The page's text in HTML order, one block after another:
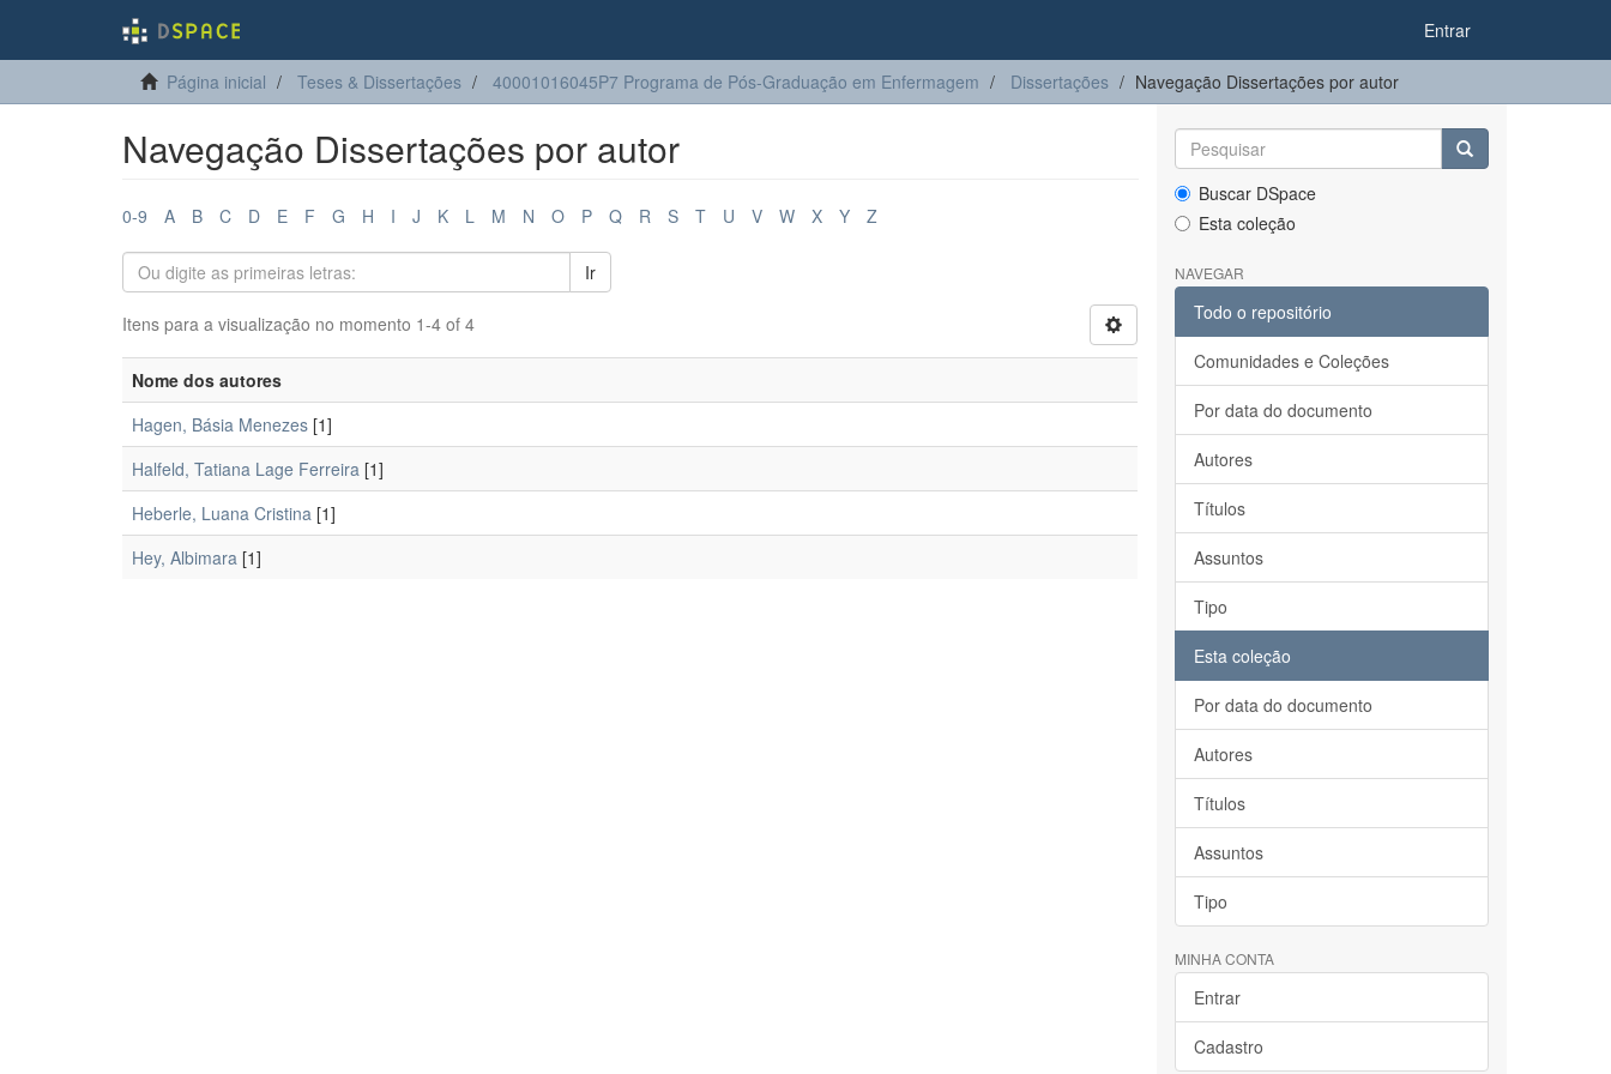
Entrar
Página inicial Teses & Dissertações 40001016045P7 Programa de Pós-Graduação em Enfermagem Dissertações Navegação Dissertações por autor
Navegação Dissertações por autor
0-9 A B C D E F G H I J K L M N O P Q R S T U V W X Y Z
Ir
Itens para a visualização no momento 1-4 of 4
Nome dos autores
Hagen, Básia Menezes [1]
Halfeld, Tatiana Lage Ferreira [1]
Heberle, Luana Cristina [1]
Hey, Albimara [1]
Buscar DSpace
Esta coleção
NAVEGAR
Todo o repositório
Comunidades e Coleções
Por data do documento
Autores
Títulos
Assuntos
Tipo
Esta coleção
Por data do documento
Autores
Títulos
Assuntos
Tipo
MINHA CONTA
Entrar
Cadastro